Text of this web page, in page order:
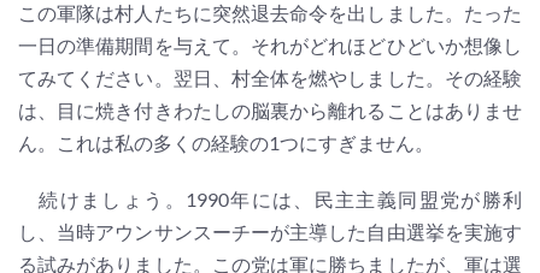
この軍隊は村人たちに突然退去命令を出しました。たった
一日の準備期間を与えて。それがどれほどひどいか想像し
てみてください。翌日、村全体を燃やしました。その経験
は、目に焼き付きわたしの脳裏から離れることはありませ
ん。これは私の多くの経験の1つにすぎません。
続けましょう。1990年には、民主主義同盟党が勝利
し、当時アウンサンスーチーが主導した自由選挙を実施す
る試みがありました。この党は軍に勝ちましたが、軍は選